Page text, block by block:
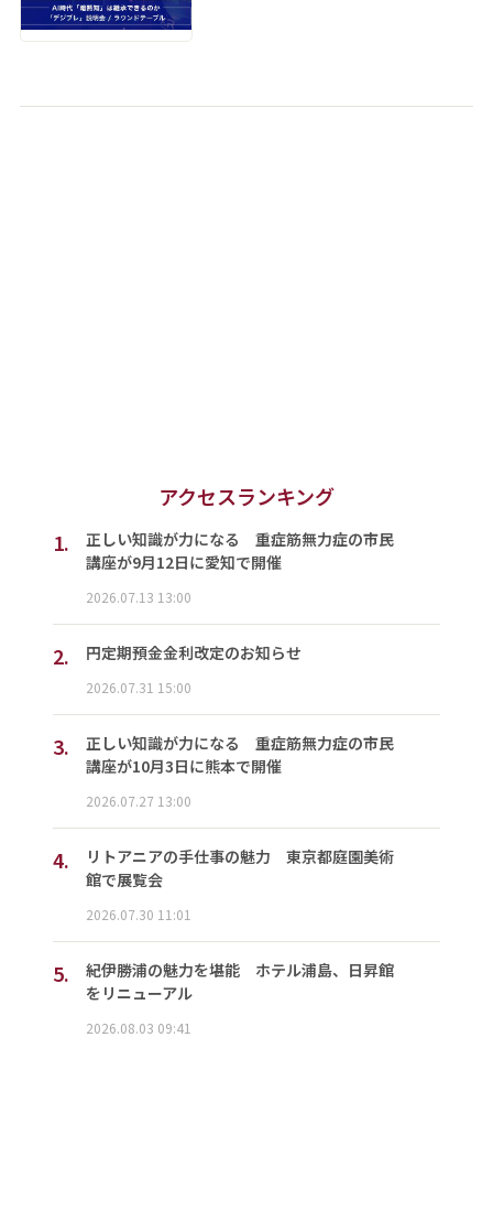
アクセスランキング
1.
正しい知識が力になる 重症筋無力症の市民
講座が9月12日に愛知で開催
2026.07.13 13:00
2. 円定期預金金利改定のお知らせ
2026.07.31 15:00
3.
正しい知識が力になる 重症筋無力症の市民
講座が10月3日に熊本で開催
2026.07.27 13:00
4.
リトアニアの手仕事の魅力 東京都庭園美術
館で展覧会
2026.07.30 11:01
5.
紀伊勝浦の魅力を堪能 ホテル浦島、日昇館
をリニューアル
2026.08.03 09:41